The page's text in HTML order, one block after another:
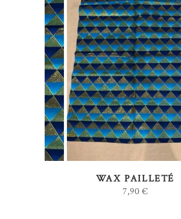
AJOUTER AU PANIER
WAX PAILLETÉ
7,90€